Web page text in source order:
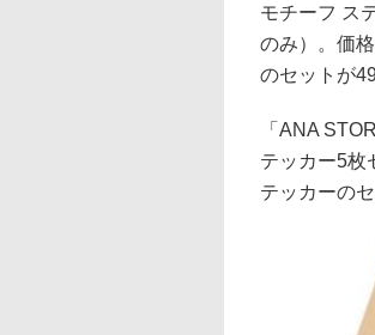
モチーフ ス
のみ）。価
のセットが
「ANA
テッカー5枚
テッカーの